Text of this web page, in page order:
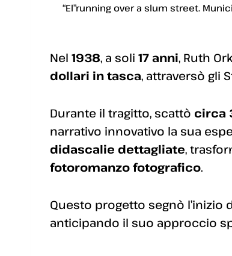
“El”running over a slum street.
Nel 1938, a soli 17 anni, Ruth
dollari in tasca, attraversò gli
Durante il tragitto, scattò circa
narrativo innovativo la sua
didascalie dettagliate,
fotoromanzo fotografico.
Questo progetto segnò l’inizio
anticipando il suo approccio